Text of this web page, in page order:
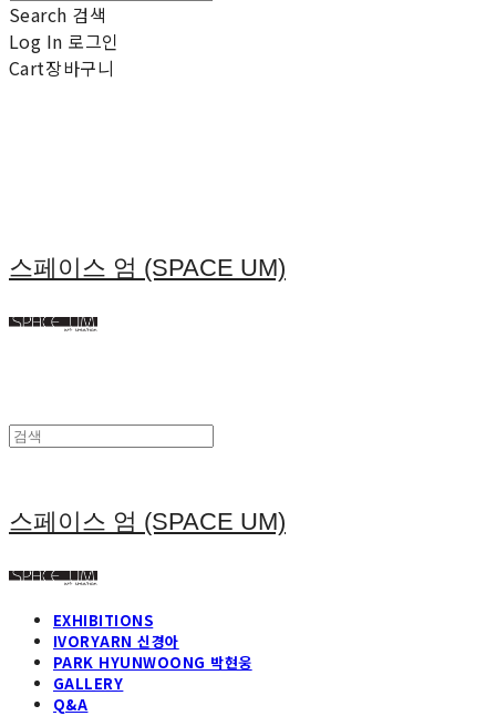
Search 검색
Log In 로그인
Cart장바구니
스페이스 엄 (SPACE UM)
스페이스 엄 (SPACE UM)
EXHIBITIONS
IVORYARN 신경아
PARK HYUNWOONG 박현웅
GALLERY
Q&A